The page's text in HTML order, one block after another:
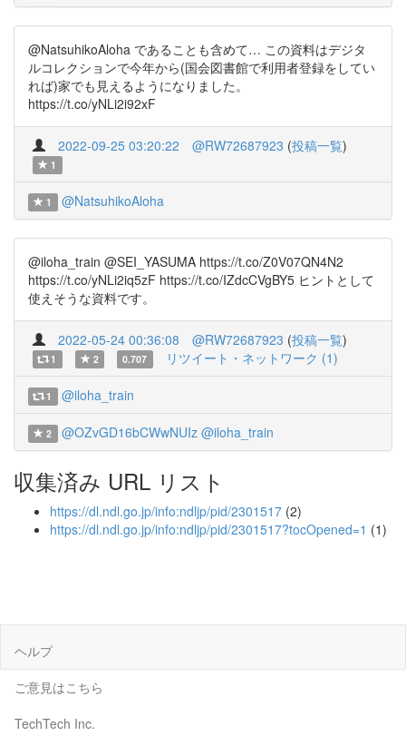
@NatsuhikoAloha であることも含めて… この資料はデジタ
ルコレクションで今年から(国会図書館で利用者登録をしてい
れば)家でも見えるようになりました。
https://t.co/yNLi2i92xF
2022-09-25 03:20:22 @RW72687923 (投稿一覧)
1
1 @NatsuhikoAloha
@iloha_train @SEI_YASUMA https://t.co/Z0V07QN4N2
https://t.co/yNLi2iq5zF https://t.co/IZdcCVgBY5 ヒントとして
使えそうな資料です。
2022-05-24 00:36:08 @RW72687923 (投稿一覧)
1 2 0.707 リツイート・ネットワーク (1)
1 @iloha_train
2 @OZvGD16bCWwNUIz @iloha_train
収集済み URL リスト
https://dl.ndl.go.jp/info:ndljp/pid/2301517 (2)
https://dl.ndl.go.jp/info:ndljp/pid/2301517?tocOpened=1 (1)
ヘルプ
ご意見はこちら
TechTech Inc.